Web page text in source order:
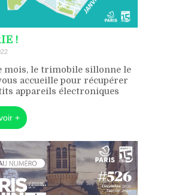
!
mois, le trimobile sillonne le
accueille pour récupérer
appareils électroniques
+